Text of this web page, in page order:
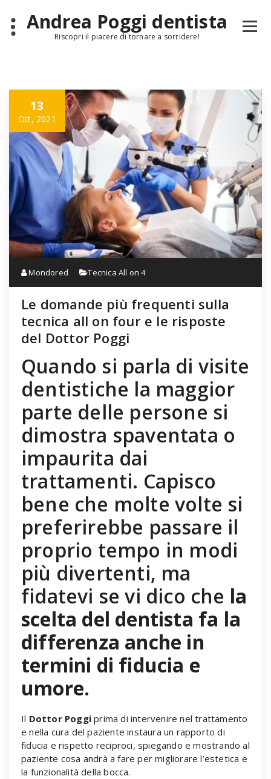
contentAndrea Poggi dentista
Riscopri il piacere di tornare a sorridere!
13
Ott, 2021
Mondored Tecnica All on 4
Le domande più frequenti sulla
tecnica all on four e le risposte
del Dottor Poggi
Quando si parla di visite
dentistiche la maggior
parte delle persone si
dimostra spaventata o
impaurita dai
trattamenti. Capisco
bene che molte volte si
preferirebbe passare il
proprio tempo in modi
più divertenti, ma
fidatevi se vi dico che la
scelta del dentista fa la
differenza anche in
termini di fiducia e
umore.
Il Dottor Poggi prima di intervenire nel trattamento
e nella cura del paziente instaura un rapporto di
fiducia e rispetto reciproci, spiegando e mostrando al
paziente cosa andrà a fare per migliorare l’estetica e
la funzionalità della bocca.